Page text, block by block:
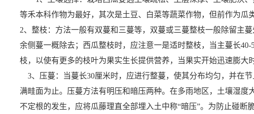
等禾本科作物为最好，其次是土豆、白菜等蔬菜作物，但前作为瓜
2、整枝：方法一般有双蔓和三蔓等，双蔓或三蔓整枝一般除留主
余侧蔓一概除去；西瓜整枝时，应注意一是适时整枝，当主蔓长
枝，以使有更多的枝叶为果实生长提供营养，当果实开始迅速膨大
3、压蔓：当蔓长30厘米时，应进行整蔓，使其分布均匀，并在
满畦面为止。压蔓方法有明压和暗压两种。在多雨地区，土壤湿
不定根的发生，应将瓜藤理直全部埋入土中称“暗压”。为防止碰